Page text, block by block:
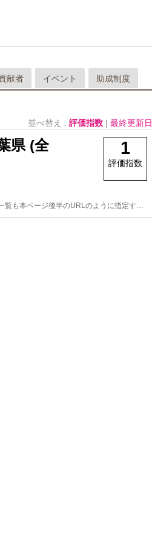
献者 イベント 助成制度
並べ替え : 評価指数 | 最終更新日
県 (全
1
評価指数
AED検索用オープンデータ 各市町村に限定した一覧も本ページ後半のURLのように指定すれば取得可能です。